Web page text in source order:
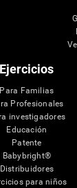
Ejercicios
Para Familias
Profesionales
investigadores
Educación
Patente
Babybright®
Distribuidores
para niños